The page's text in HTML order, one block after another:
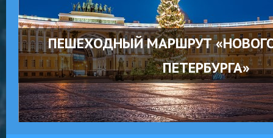
ПЕШЕХОДНЫЙ МАРШРУТ
ПЕТЕРБУРГА»